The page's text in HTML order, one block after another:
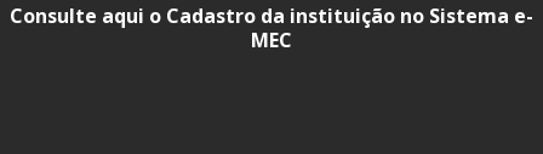
Consulte aqui o Cadastro da instituição no Sistema e-
MEC